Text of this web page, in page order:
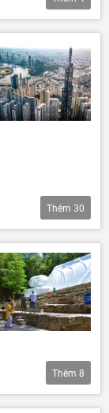
Thêm 30
Thêm 8